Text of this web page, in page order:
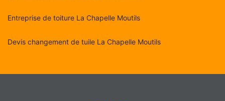
Entreprise de toiture La Chapelle Moutils
Devis changement de tuile La Chapelle Moutils